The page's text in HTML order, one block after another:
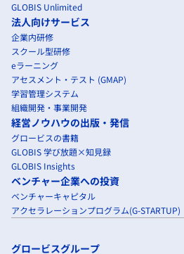
GLOBIS Unlimited
法人向けサービス
企業内研修
スクール型研修
eラーニング
アセスメント・テスト (GMAP)
学習管理システム
組織開発・事業開発
経営ノウハウの出版・発信
グロービスの書籍
GLOBIS 学び放題×知見録
GLOBIS Insights
ベンチャー企業への投資
ベンチャーキャピタル
アクセラレーションプログラム(G-STARTUP)
グロービスグループ